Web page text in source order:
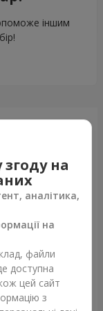
іншим
на
аналітика,
на
файли
доступна
цей сайт
з